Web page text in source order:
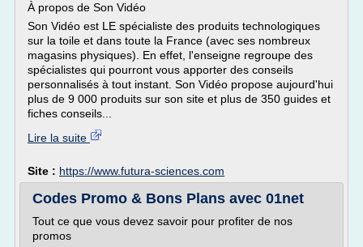
À propos de Son Vidéo
Son Vidéo est LE spécialiste des produits technologiques
sur la toile et dans toute la France (avec ses nombreux
magasins physiques). En effet, l'enseigne regroupe des
spécialistes qui pourront vous apporter des conseils
personnalisés à tout instant. Son Vidéo propose aujourd'hui
plus de 9 000 produits sur son site et plus de 350 guides et
fiches conseils...
Lire la suite
Site : https://www.futura-sciences.com
Codes Promo & Bons Plans avec 01net
Tout ce que vous devez savoir pour profiter de nos
promos